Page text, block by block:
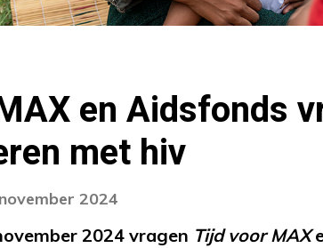
en Aidsfonds
met hiv
2024
2024 vragen Tijd voor MAX